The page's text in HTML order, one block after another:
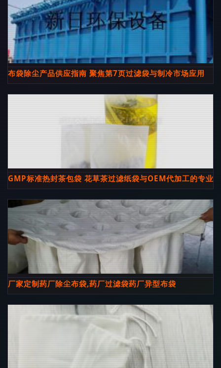
布袋除尘产品供应指南 聚焦第7页过滤袋与制冷市场应用
GMP标准热封茶包袋 花草茶过滤纸袋与OEM代加工的专业
厂家定制药厂除尘布袋,药厂过滤袋药厂异型布袋